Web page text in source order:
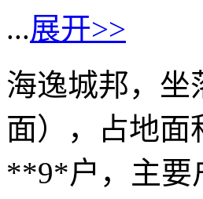
...展开>>
海逸城邦，坐
面），占地
**9*户，主要